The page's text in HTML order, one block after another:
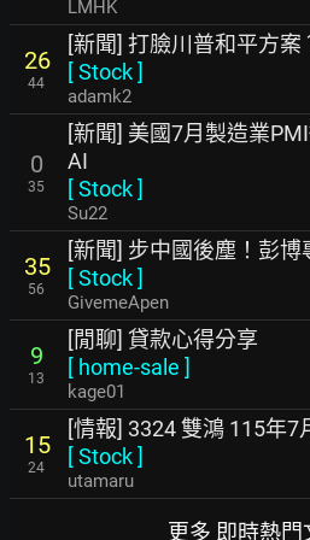
LMHK
26
44
[新聞] 打臉川普和平方案
[Stock]
adamk2
0
35
[新聞] 美國7月製造業
AI
[Stock]
Su22
35
56
[新聞] 步中國後塵！彭
[Stock]
GivemeApen
9
13
[閒聊] 貸款心得分享
[ home-sale ]
kage01
15
24
[情報] 3324 雙鴻 115年7
[Stock]
utamaru
更多 即時熱門